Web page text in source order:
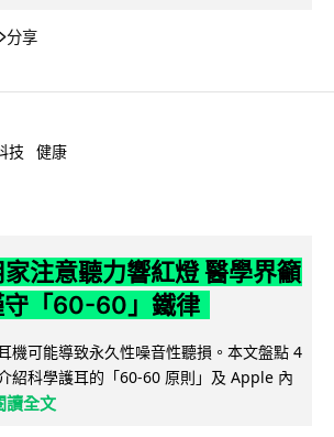
分享
技 健康
注意聽力響紅燈 醫學界籲
守「60-60」鐵律
機可能導致永久性噪音性聽損。本文盤點 4
紹科學護耳的「60-60 原則」及 Apple 內
讀全文